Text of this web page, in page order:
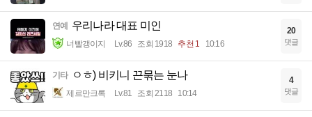
연예 우리나라 대표 미인
너빨갱이지 Lv.86 조회 1918 추천 1 10:16
20
댓글
기타 ㅇㅎ) 비키니 끈묶는 눈나
제르만크록 Lv.81 조회 2118 10:14
4
댓글